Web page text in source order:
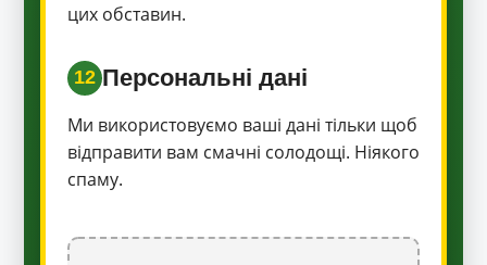
цих обставин.
12 Персональні дані
Ми використовуємо ваші дані тільки щоб
відправити вам смачні солодощі. Ніякого
спаму.